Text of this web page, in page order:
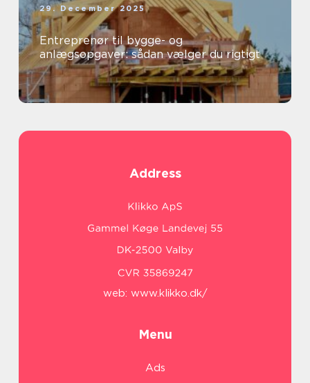
29. December 2025
Entreprenør til bygge- og
anlægsopgaver: sådan vælger du rigtigt
Address
web: www.klikko.dk/
Menu
Ads